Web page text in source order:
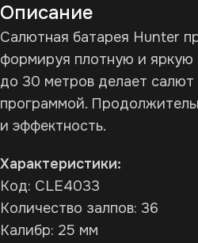
Описание
Салютная батарея Hunter
формируя плотную и яркую
до 30 метров делает
программой.
и эффектность.
Характеристики:
Код: CLE4033
Количество залпов: 36
Калибр: 25 мм